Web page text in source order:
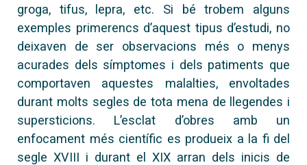
groga, tifus, lepra, etc. Si bé trobem alguns
exemples primerencs d’aquest tipus d’estudi, no
deixaven de ser observacions més o menys
acurades dels símptomes i dels patiments que
comportaven aquestes malalties, envoltades
durant molts segles de tota mena de llegendes i
supersticions. L’esclat d’obres amb un
enfocament més científic es produeix a la fi del
segle XVIII i durant el XIX arran dels inicis de